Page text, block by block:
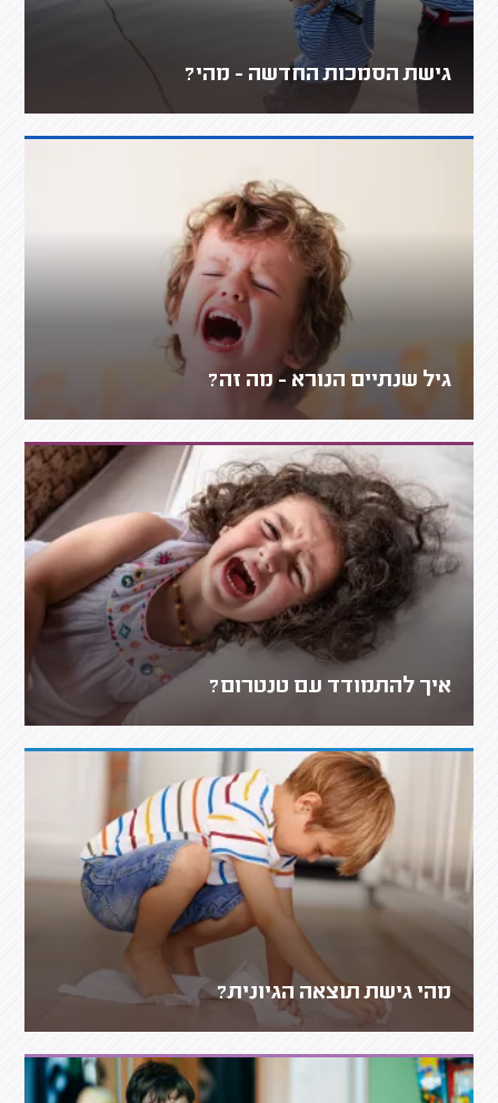
גישת הסמכות החדשה - מהי?
גיל שנתיים הנורא - מה זה?
איך להתמודד עם טנטרום?
מהי גישת תוצאה הגיונית?